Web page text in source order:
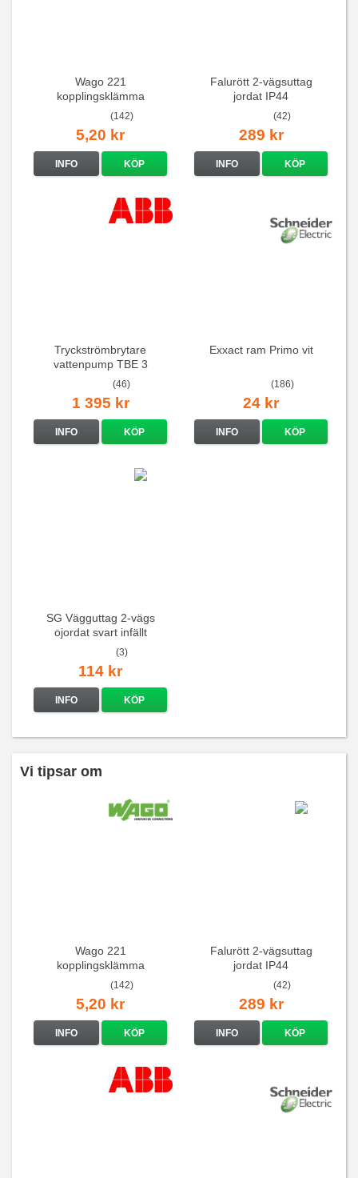
Wago 221
kopplingsklämma
(142)
5,20 kr
INFO KÖP
Falurött 2-vägsuttag
jordat IP44
(42)
289 kr
INFO KÖP
Tryckströmbrytare
vattenpump TBE 3
(46)
1 395 kr
INFO KÖP
Exxact ram Primo vit
(186)
24 kr
INFO KÖP
SG Vägguttag 2-vägs
ojordat svart infällt
16A/250V
(3)
114 kr
INFO KÖP
Vi tipsar om
Wago 221
kopplingsklämma
(142)
5,20 kr
INFO KÖP
Falurött 2-vägsuttag
jordat IP44
(42)
289 kr
INFO KÖP